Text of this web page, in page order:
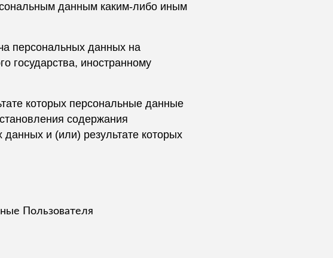
данным каким-либо иным
персональных данных на
государства, иностранному
которых персональные данные
содержания
и (или) результате которых
Пользователя